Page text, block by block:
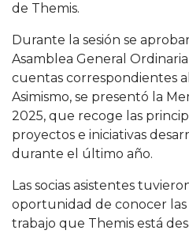
de Themis.
Durante la sesión se
Asamblea General
cuentas correspondientes
Asimismo, se presentó la
2025, que recoge las
proyectos e iniciativas
durante el último año.
Las socias asistentes
oportunidad de conocer
trabajo que Themis está